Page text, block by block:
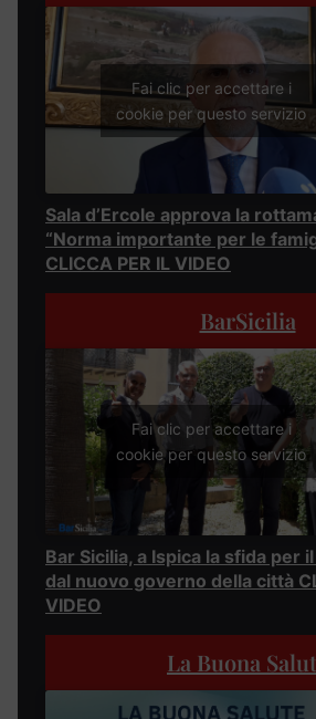
Fai clic per accettare i
cookie per questo servizio
Sala d’Ercole approva la
“Norma importante per le
CLICCA PER IL VIDEO
BarSicilia
Fai clic per accettare i
cookie per questo servizio
Bar Sicilia, a Ispica la sfida per
dal nuovo governo della città
VIDEO
La Buona